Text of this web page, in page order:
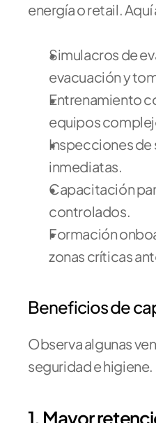
energía o retail.
Simulacros de
evacuación y
Entrenamiento
equipos
Inspecciones de
inmediatas.
Capacitación
controlados.
Formación
zonas críticas
Beneficios de
Observa algunas
seguridad e higiene.
1. Mayor